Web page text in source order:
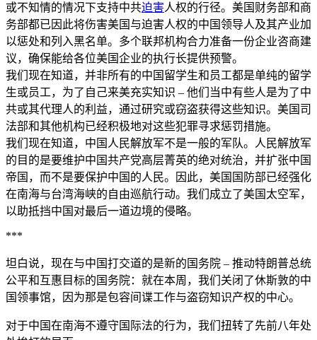
或不知情的情况下支持中共迫害人权的行径。美国财务部和商
务部都已因此将伤害美国与迫害人权的中国领导人及其产业加
以惩处和列入黑名单。多个联邦机构合力准备一份企业咨商建
议，确保能给各位美国企业的执行长提供预警。
我们现在知道，并非所有的中国留学生和员工都是单纯的留学
生或员工，为了自己来美充实知识 – 他们当中有些人是为了中
共或其代理人的利益，通过研究或窃盗获得这些知识。美国司
法部和其他机构已经积极地对这些犯罪寻求惩罚措施。
我们现在知道，中国人民解放军不是一般的军队。人民解放军
的目的是要维护中国共产党高层菁英的绝对统治，并扩张中国
帝国，而不是要保护中国的人民。因此，美国国防部已经强化
在南海与台湾海峡的自由巡航行动。我们成立了美国太空军，
以助抵挡中国对最后一道边境的侵略。
***
坦白说，现在与中国打交道的是新的国务院 – 推动特朗普总统
公平和互惠目标的国务院：就在本周，我们关闭了休斯敦的中
国领事馆，因为那是包容间谍工作与盗窃知识产权的中心。
对于中国在南海不遵守国际法的行为，我们扭转了先前八年处